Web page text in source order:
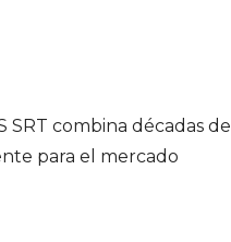
combina décadas de
para el mercado